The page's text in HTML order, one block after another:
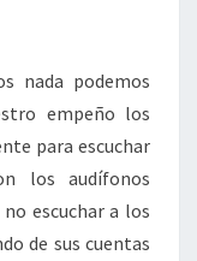
nada podemos
empeño los
para escuchar
los audífonos
escuchar a los
de sus cuentas